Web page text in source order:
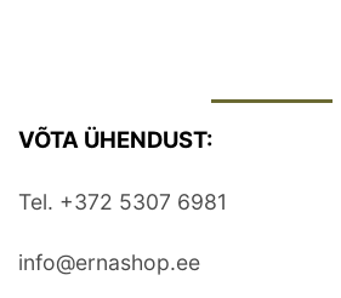
VÕTA ÜHENDUST:
Tel. +372 5307 6981
info@ernashop.ee